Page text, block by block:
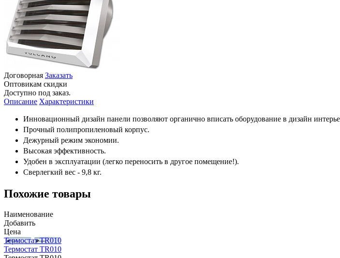
Договорная Заказать
Оптовикам скидки
Доступно под заказ.
Описание Характеристики
Инновационный дизайн панели позволяют органично вписать оборудование в дизайн
Прочный полипропиленовый корпус.
Дежурный режим экономии.
Высокая эффективность.
Удобен в эксплуатации (легко переносить в другое помещение!).
Сверлегкий вес - 9,8 кг.
Похожие товары
Наименование
Добавить
Цена
Термостат TR010
Термостат TR010